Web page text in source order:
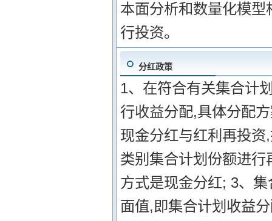
本面分析和数量化模
行投资。
分红政策
1、在符合有关集合计
行收益分配,具体分配
现金分红与红利再投
类别集合计划份额进
方式是现金分红; 3、
面值,即集合计划收益